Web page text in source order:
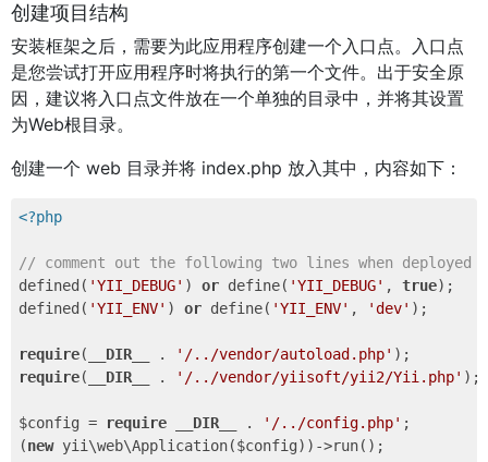
创建项目结构
安装框架之后，需要为此应用程序创建一个入口点。入口点
是您尝试打开应用程序时将执行的第一个文件。出于安全原
因，建议将入口点文件放在一个单独的目录中，并将其设置
为Web根目录。
创建一个 web 目录并将 index.php 放入其中，内容如下：
<?php
// comment out the following two lines when deployed
defined( 'YII_DEBUG' ) or define( 'YII_DEBUG' , true);
defined( 'YII_ENV' ) or define( 'YII_ENV' , 'dev' );
require( __DIR__ . '/../vendor/autoload.php'
require( __DIR__ . '/../vendor/yiisoft/yii2/Yii.php' );
$config = require __DIR__ . '/../config.php' ;
(new